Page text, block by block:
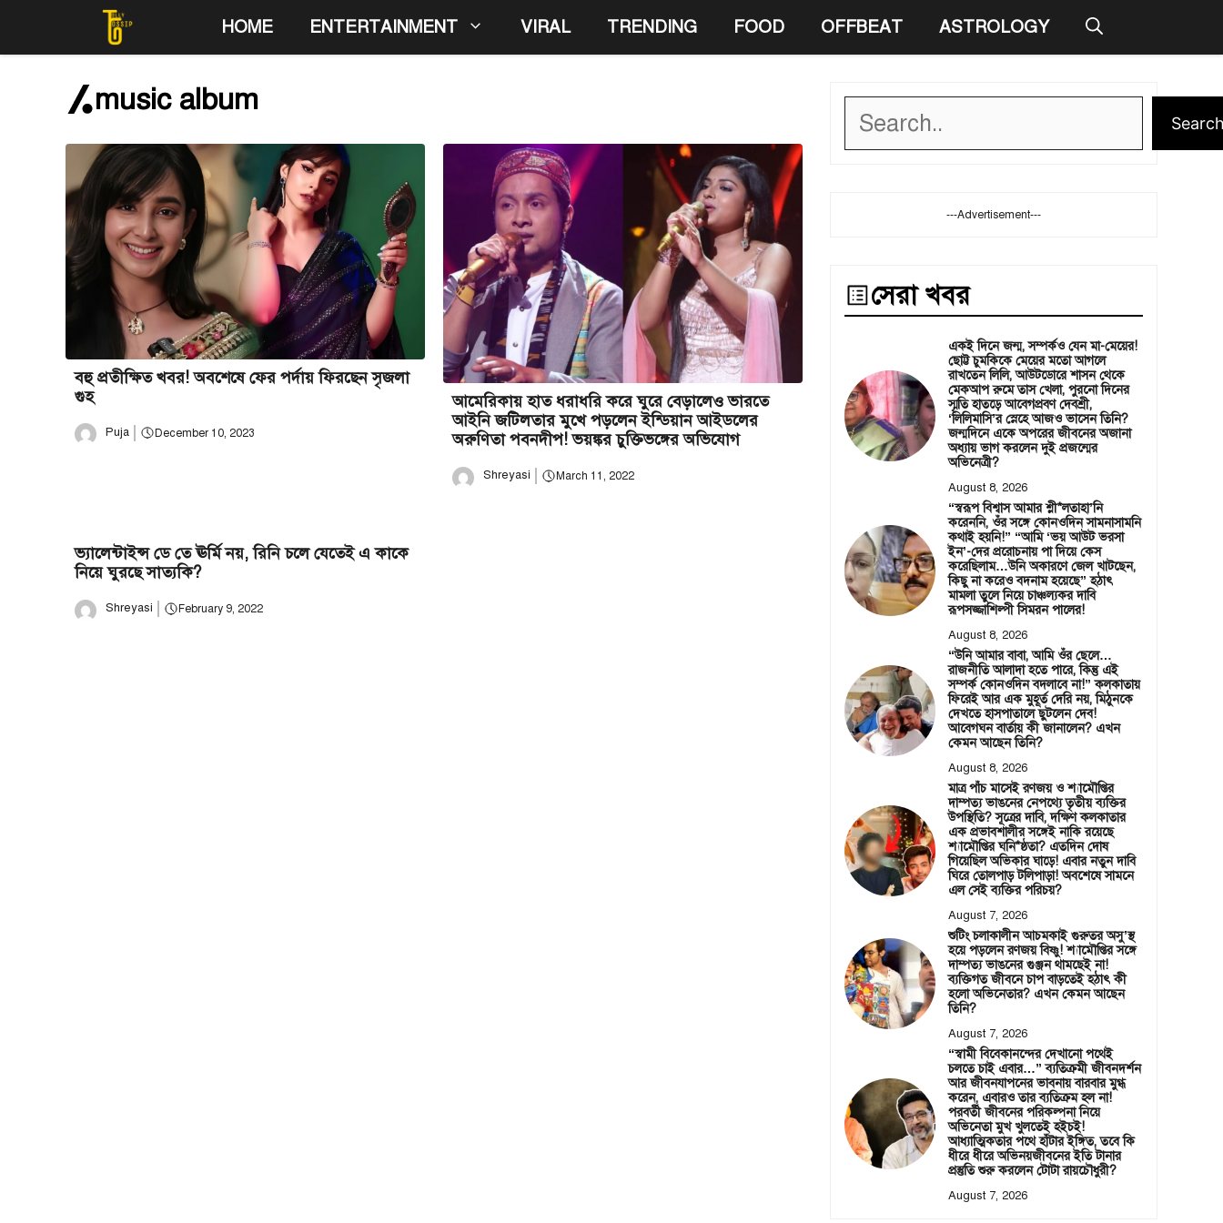
to
HOME ENTERTAINMENT VIRAL TRENDING FOOD OFFBEAT ASTROLOGY
music album
বহু প্রতীক্ষিত খবর! অবশেষে ফের পর্দায় ফিরছেন সৃজলা
গুহ
Puja December 10, 2023
আমেরিকায় হাত ধরাধরি করে ঘুরে বেড়ালেও ভারতে
আইনি জটিলতার মুখে পড়লেন ইন্ডিয়ান আইডলের
অরুণিতা পবনদীপ! ভয়ঙ্কর চুক্তিভঙ্গের অভিযোগ
Shreyasi March 11, 2022
ভ্যালেন্টাইন্স ডে তে ঊর্মি নয়, রিনি চলে যেতেই এ কাকে
নিয়ে ঘুরছে সাত্যকি?
Shreyasi February 9, 2022
Search
---Advertisement---
সেরা খবর
একই দিনে জন্ম, সম্পর্কও যেন মা-মেয়ের!
ছোট্ট চুমকিকে মেয়ের মতো আগলে
রাখতেন লিলি, আউটডোরে শাসন থেকে
মেকআপ রুমে তাস খেলা, পুরনো দিনের
স্মৃতি হাতড়ে আবেগপ্রবণ দেবশ্রী,
‘লিলিমাসি’র স্নেহে আজও ভাসেন তিনি?
জন্মদিনে একে অপরের জীবনের অজানা
অধ্যায় ভাগ করলেন দুই প্রজন্মের
অভিনেত্রী?
August 8, 2026
“স্বরূপ বিশ্বাস আমার শ্লী*লতাহা’নি
করেননি, ওঁর সঙ্গে কোনওদিন সামনাসামনি
কথাই হয়নি!” “আমি ‘ভয় আউট ভরসা
ইন’-দের প্ররোচনায় পা দিয়ে কেস
করেছিলাম…উনি অকারণে জেল খাটছেন,
কিছু না করেও বদনাম হয়েছে” হঠাৎ
মামলা তুলে নিয়ে চাঞ্চল্যকর দাবি
রূপসজ্জাশিল্পী সিমরন পালের!
August 8, 2026
“উনি আমার বাবা, আমি ওঁর ছেলে…
রাজনীতি আলাদা হতে পারে, কিন্তু এই
সম্পর্ক কোনওদিন বদলাবে না!” কলকাতায়
ফিরেই আর এক মুহূর্ত দেরি নয়, মিঠুনকে
দেখতে হাসপাতালে ছুটলেন দেব!
আবেগঘন বার্তায় কী জানালেন? এখন
কেমন আছেন তিনি?
August 8, 2026
মাত্র পাঁচ মাসেই রণজয় ও শ্যামৌপ্তির
দাম্পত্য ভাঙনের নেপথ্যে তৃতীয় ব্যক্তির
উপস্থিতি? সূত্রের দাবি, দক্ষিণ কলকাতার
এক প্রভাবশালীর সঙ্গেই নাকি রয়েছে
শ্যামৌপ্তির ঘনি*ষ্ঠতা? এতদিন দোষ
গিয়েছিল অভিকার ঘাড়ে! এবার নতুন দাবি
ঘিরে তোলপাড় টলিপাড়া! অবশেষে সামনে
এল সেই ব্যক্তির পরিচয়?
August 7, 2026
শুটিং চলাকালীন আচমকাই গুরুতর অসু’স্থ
হয়ে পড়লেন রণজয় বিষ্ণু! শ্যামৌপ্তির সঙ্গে
দাম্পত্য ভাঙনের গুঞ্জন থামছেই না!
ব্যক্তিগত জীবনে চাপ বাড়তেই হঠাৎ কী
হলো অভিনেতার? এখন কেমন আছেন
তিনি?
August 7, 2026
“স্বামী বিবেকানন্দের দেখানো পথেই
চলতে চাই এবার…” ব্যতিক্রমী জীবনদর্শন
আর জীবনযাপনের ভাবনায় বারবার মুগ্ধ
করেন, এবারও তার ব্যতিক্রম হল না!
পরবর্তী জীবনের পরিকল্পনা নিয়ে
অভিনেতা মুখ খুলতেই হইচই!
আধ্যাত্মিকতার পথে হাঁটার ইঙ্গিত, তবে কি
ধীরে ধীরে অভিনয়জীবনের ইতি টানার
প্রস্তুতি শুরু করলেন টোটা রায়চৌধুরী?
August 7, 2026